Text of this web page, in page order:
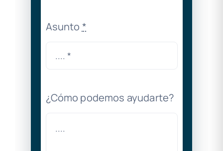
Asunto *
¿Cómo podemos ayudarte?